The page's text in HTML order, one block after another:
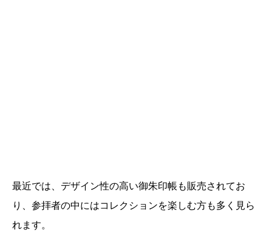
最近では、デザイン性の高い御朱印帳も販売されてお
り、参拝者の中にはコレクションを楽しむ方も多く見ら
れます。